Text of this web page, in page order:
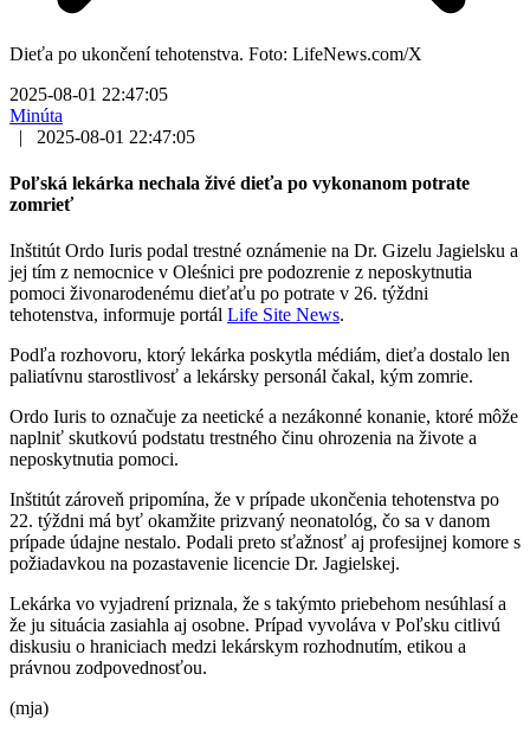
Dieťa po ukončení tehotenstva. Foto: LifeNews.com/X
2025-08-01 22:47:05
Minúta
|
2025-08-01 22:47:05
Poľská lekárka nechala živé dieťa po vykonanom potrate
zomrieť
Inštitút Ordo Iuris podal trestné oznámenie na Dr. Gizelu Jagielsku a
jej tím z nemocnice v Oleśnici pre podozrenie z neposkytnutia
pomoci živonarodenému dieťaťu po potrate v 26. týždni
tehotenstva, informuje portál Life Site News.
Podľa rozhovoru, ktorý lekárka poskytla médiám, dieťa dostalo len
paliatívnu starostlivosť a lekársky personál čakal, kým zomrie.
Ordo Iuris to označuje za neetické a nezákonné konanie, ktoré môže
naplniť skutkovú podstatu trestného činu ohrozenia na živote a
neposkytnutia pomoci.
Inštitút zároveň pripomína, že v prípade ukončenia tehotenstva po
22. týždni má byť okamžite prizvaný neonatológ, čo sa v danom
prípade údajne nestalo. Podali preto sťažnosť aj profesijnej komore s
požiadavkou na pozastavenie licencie Dr. Jagielskej.
Lekárka vo vyjadrení priznala, že s takýmto priebehom nesúhlasí a
že ju situácia zasiahla aj osobne. Prípad vyvoláva v Poľsku citlivú
diskusiu o hraniciach medzi lekárskym rozhodnutím, etikou a
právnou zodpovednosťou.
(mja)